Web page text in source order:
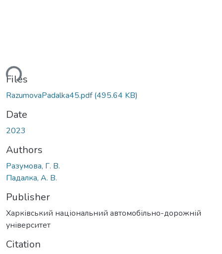
Files
RazumovaPadalka45.pdf(495.64 KB)
Date
2023
Authors
Разумова, Г. В.
Падалка, А. В.
Publisher
Харківський національний автомобільно-дорожній
університет
Citation